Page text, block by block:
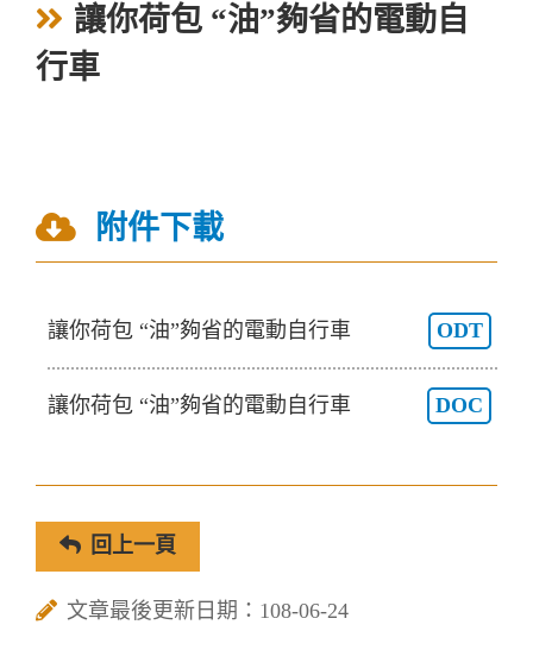
讓你荷包 “油”夠省的電動自
行車
附件下載
讓你荷包 “油”夠省的電動自行車 ODT
讓你荷包 “油”夠省的電動自行車 DOC
回上一頁
文章最後更新日期：108-06-24